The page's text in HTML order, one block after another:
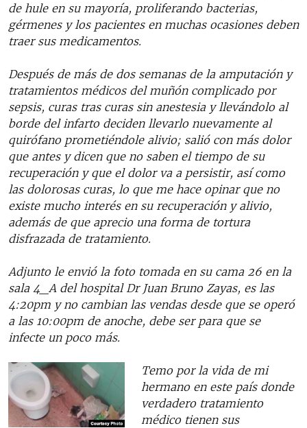
de hule en su mayoría, proliferando bacterias,
gérmenes y los pacientes en muchas ocasiones deben
traer sus medicamentos.
Después de más de dos semanas de la amputación y
tratamientos médicos del muñón complicado por
sepsis, curas tras curas sin anestesia y llevándolo al
borde del infarto deciden llevarlo nuevamente al
quirófano prometiéndole alivio; salió con más dolor
que antes y dicen que no saben el tiempo de su
recuperación y que el dolor va a persistir, así como
las dolorosas curas, lo que me hace opinar que no
existe mucho interés en su recuperación y alivio,
además de que aprecio una forma de tortura
disfrazada de tratamiento.
Adjunto le envió la foto tomada en su cama 26 en la
sala 4_A del hospital Dr Juan Bruno Zayas, es las
4:20pm y no cambian las vendas desde que se operó
a las 10:00pm de anoche, debe ser para que se
infecte un poco más.
Temo por la vida de mi
hermano en este país donde
verdadero tratamiento
médico tienen sus